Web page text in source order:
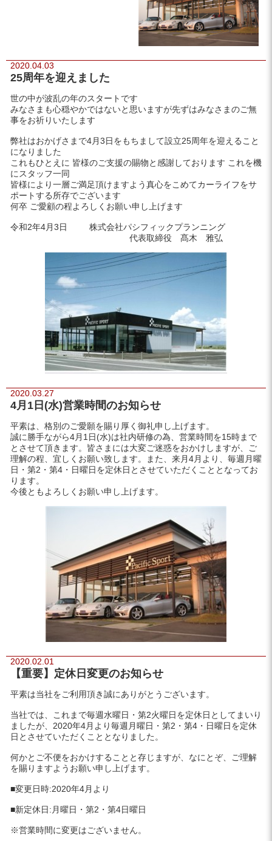
2020.04.03
25周年を迎えました
世の中が波乱の年のスタートです
みなさまも心穏やかではないと思いますが先ずはみなさまのご無
事をお祈りいたします
弊社はおかげさまで4月3日をもちまして設立25周年を迎えること
になりました
これもひとえに 皆様のご支援の賜物と感謝しております これを機
にスタッフ一同
皆様により一層ご満足頂けますよう真心をこめてカーライフをサ
ポートする所存でございます
何卒 ご愛顧の程よろしくお願い申し上げます
令和2年4月3日 株式会社パシフィックプランニング
代表取締役 髙木 雅弘
2020.03.27
4月1日(水)営業時間のお知らせ
平素は、格別のご愛願を賜り厚く御礼申し上げます。
誠に勝手ながら4月1日(水)は社内研修の為、営業時間を15時まで
とさせて頂きます。皆さまには大変ご迷惑をおかけしますが、ご
理解の程、宜しくお願い致します。また、来月4月より、毎週月曜
日・第2・第4・日曜日を定休日とさせていただくこととなってお
ります。
今後ともよろしくお願い申し上げます。
2020.02.01
【重要】定休日変更のお知らせ
平素は当社をご利用頂き誠にありがとうございます。
当社では、これまで毎週水曜日・第2火曜日を定休日としてまいり
ましたが、2020年4月より毎週月曜日・第2・第4・日曜日を定休
日とさせていただくこととなりました。
何かとご不便をおかけすることと存じますが、なにとぞ、ご理解
を賜りますようお願い申し上げます。
■変更日時:2020年4月より
■新定休日:月曜日・第2・第4日曜日
※営業時間に変更はございません。